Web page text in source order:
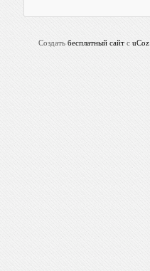
Создать бесплатный сайт с uCoz